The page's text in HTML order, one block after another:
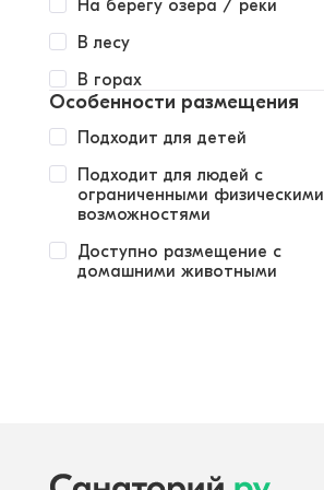
На берегу озера / реки
В лесу
В горах
Особенности размещения
Подходит для детей
Подходит для людей с
ограниченными физическими
возможностями
Доступно размещение с
домашними животными